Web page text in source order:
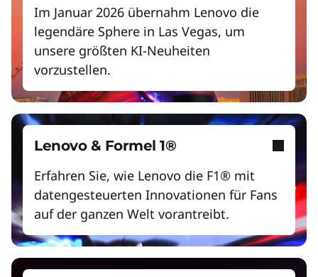
Unbegrenzte Gestaltungsmöglichkeiten mit KI
Neu beginnen
Im Januar 2026 übernahm Lenovo die
legendäre Sphere in Las Vegas, um
unsere größten KI-Neuheiten
vorzustellen.
Lenovo & Formel 1®
Erfahren Sie, wie Lenovo die F1® mit
datengesteuerten Innovationen für Fans
auf der ganzen Welt vorantreibt.